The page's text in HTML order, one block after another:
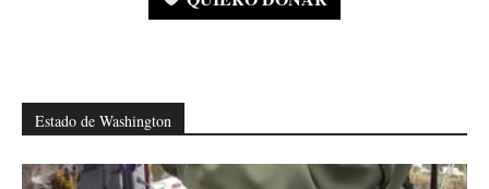
Estado de Washington